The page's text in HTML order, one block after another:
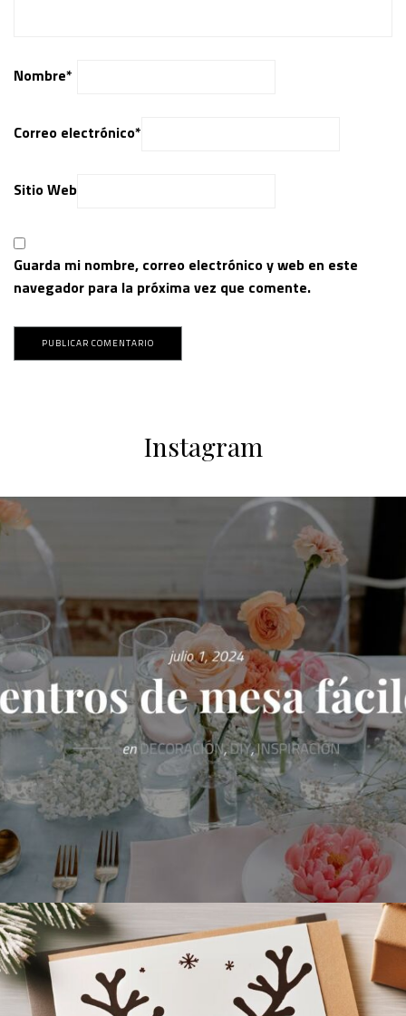
Nombre*
Correo electrónico*
Sitio Web
Guarda mi nombre, correo electrónico y web en este
navegador para la próxima vez que comente.
Instagram